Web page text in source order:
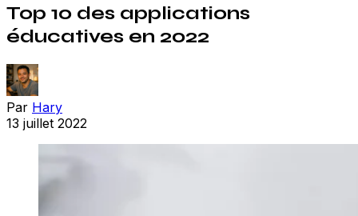
Top 10 des applications
éducatives en 2022
Par Hary
13 juillet 2022